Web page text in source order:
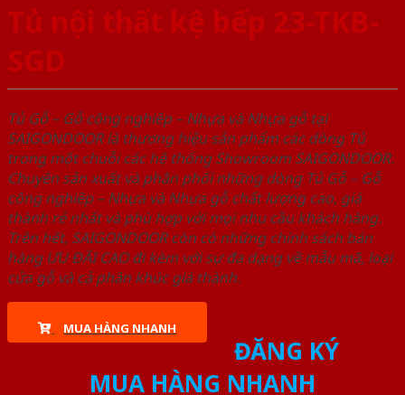
Tủ nội thất kệ bếp 23-TKB-
SGD
Tủ Gỗ – Gỗ công nghiêp – Nhựa và Nhựa gỗ tại
SAIGONDOOR là thương hiệu sản phẩm các dòng Tủ
trong một chuỗi các hệ thống Showroom SAIGONDOOR.
Chuyên sản xuất và phân phối những dòng Tủ Gỗ – Gỗ
công nghiêp – Nhựa và Nhựa gỗ chất lượng cao, giá
thành rẻ nhất và phù hợp với mọi nhu cầu khách hàng.
Trên hết, SAIGONDOOR còn có những chính sách bán
hàng ƯU ĐÃI CAO đi kèm với sự đa dạng về mẫu mã, loại
cửa gỗ và cả phân khúc giá thành.
MUA HÀNG NHANH
ĐĂNG KÝ
MUA HÀNG NHANH